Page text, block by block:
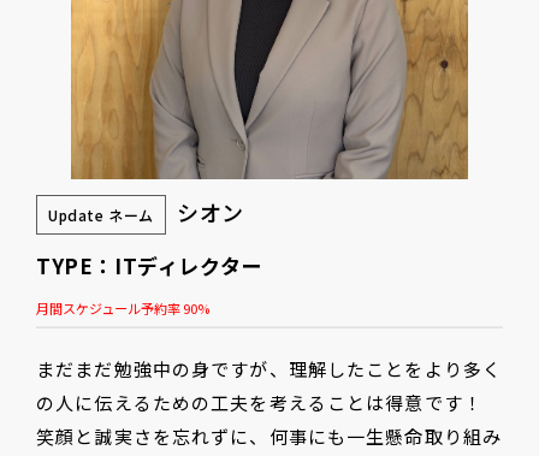
Update ネーム シオン
TYPE：ITディレクター
月間スケジュール予約率 90%
まだまだ勉強中の身ですが、理解したことをより多く
の人に伝えるための工夫を考えることは得意です！
笑顔と誠実さを忘れずに、何事にも一生懸命取り組み